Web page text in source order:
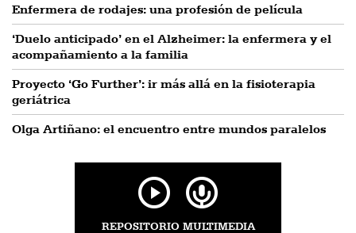
Enfermera de rodajes: una profesión de película
‘Duelo anticipado’ en el Alzheimer: la enfermera y el
acompañamiento a la familia
Proyecto ‘Go Further’: ir más allá en la fisioterapia
geriátrica
Olga Artiñano: el encuentro entre mundos paralelos
REPOSITORIO MULTIMEDIA